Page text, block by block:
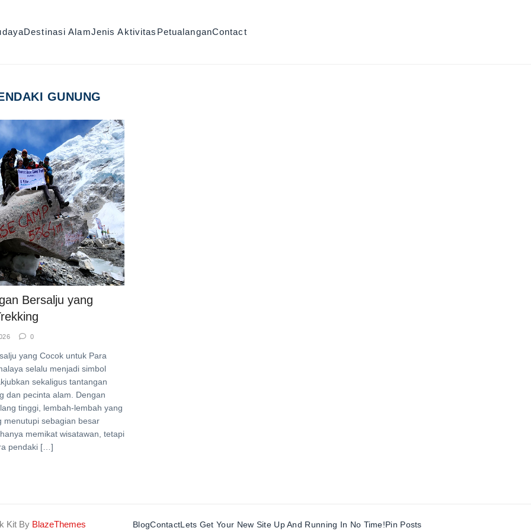
Destinasi AlamJenis Aktivitas PetualanganContact
GUNUNG
Bersalju yang
0
yang Cocok untuk Para
selalu menjadi simbol
sekaligus tantangan
dan pecinta alam. Dengan
tinggi, lembah-lembah yang
menutupi sebagian besar
memikat wisatawan, tetapi
pendaki […]
Kit By BlazeThemes BlogContactLets Get Your New Site Up And Running In No Time!Pin Posts